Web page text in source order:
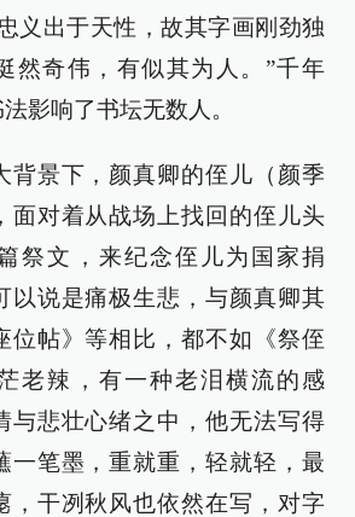
义出于天性，故其字画刚劲独
然奇伟，有似其为人。”千年
影响了书坛无数人。
背景下，颜真卿的侄儿（颜季
面对着从战场上找回的侄儿头
祭文，来纪念侄儿为国家捐
以说是痛极生悲，与颜真卿其
位帖》等相比，都不如《祭侄
老辣，有一种老泪横流的感
与悲壮心绪之中，他无法写得
一笔墨，重就重，轻就轻，最
，干冽秋风也依然在写，对字